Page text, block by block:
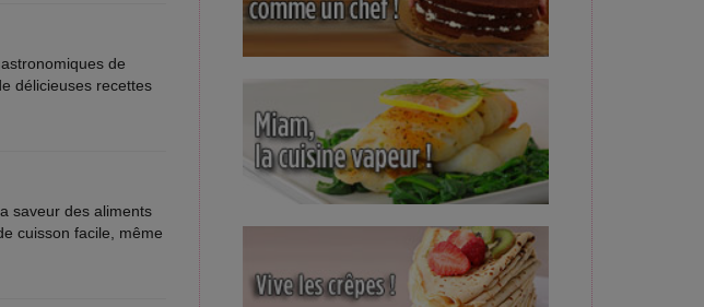
de
délicieuses recettes
saveur des aliments
cuisson facile, même